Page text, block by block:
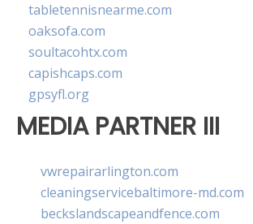
tabletennisnearme.com
oaksofa.com
soultacohtx.com
capishcaps.com
gpsyfl.org
MEDIA PARTNER III
vwrepairarlington.com
cleaningservicebaltimore-md.com
beckslandscapeandfence.com